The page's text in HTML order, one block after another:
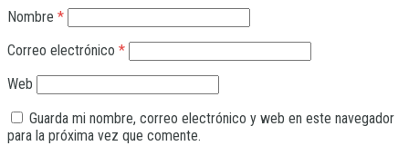
Nombre *
Correo electrónico *
Web
Guarda mi nombre, correo electrónico y web en este navegador
para la próxima vez que comente.